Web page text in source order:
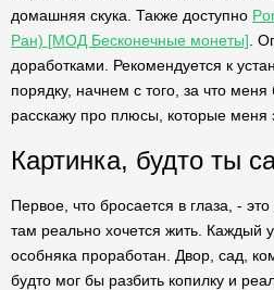
домашняя скука. Также доступно
Ран) [МОД Бесконечные монеты] .
доработками. Рекомендуется к
порядку, начнем с того, за что меня
расскажу про плюсы, которые меня
Картинка, будто ты
Первое, что бросается в глаза, - это
там реально хочется жить. Каждый
особняка проработан. Двор, сад,
будто мог бы разбить копилку и